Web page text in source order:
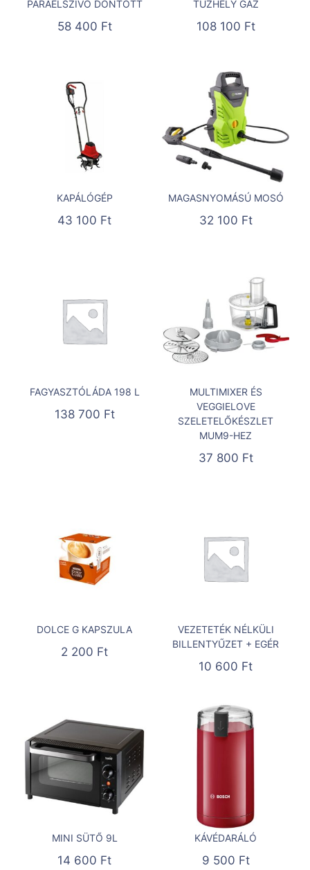
PÁRAELSZÍVÓ DÖNTÖTT
58 400 Ft
TŰZHELY GÁZ
108 100 Ft
KAPÁLÓGÉP
43 100 Ft
MAGASNYOMÁSÚ MOSÓ
32 100 Ft
FAGYASZTÓLÁDA 198 L
138 700 Ft
MULTIMIXER ÉS
VEGGIELOVE
SZELETELŐKÉSZLET
MUM9-HEZ
37 800 Ft
DOLCE G KAPSZULA
2 200 Ft
VEZETETÉK NÉLKÜLI
BILLENTYŰZET + EGÉR
10 600 Ft
MINI SÜTŐ 9L
14 600 Ft
KÁVÉDARÁLÓ
9 500 Ft